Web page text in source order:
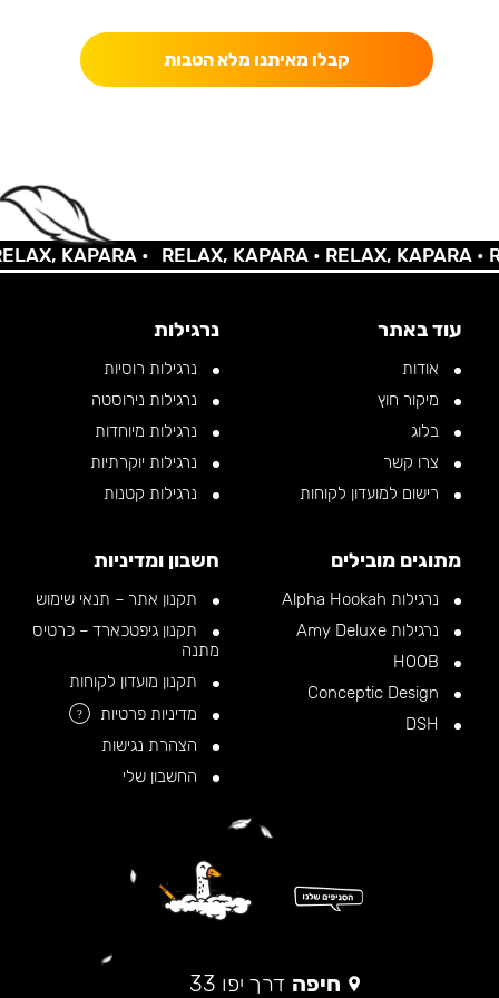
קבלו מאיתנו מלא הטבות
KAPARA • RELAX, KAPARA •RELAX, KAPARA •
עוד באתר
אודות
מיקור חוץ
בלוג
צרו קשר
רישום למועדון לקוחות
נרגילות
נרגילות רוסיות
נרגילות נירוסטה
נרגילות מיוחדות
נרגילות יוקרתיות
נרגילות קטנות
מתוגים מובילים
נרגילות Alpha Hookah
נרגילות Amy Deluxe
חשבון ומדיניות
תקנון אתר – תנאי שימוש
תקנון גיפטכארד – כרטיס
מתנה
תקנון מועדון לקוחות
מדיניות פרטיות
?
הצהרת נגישות
החשבון שלי
חיפה דרך יפו 33